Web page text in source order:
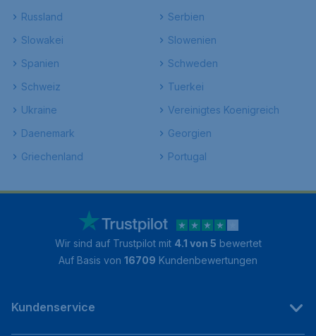
Russland
Serbien
Slowakei
Slowenien
Spanien
Schweden
Schweiz
Tuerkei
Ukraine
Vereinigtes Koenigreich
Daenemark
Georgien
Griechenland
Portugal
Wir sind auf Trustpilot mit 4.1 von 5 bewertet
Auf Basis von 16709 Kundenbewertungen
Kundenservice